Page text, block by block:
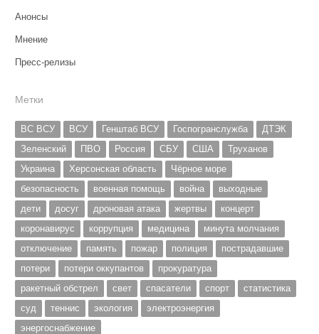
Анонсы
Мнение
Пресс-релизы
Метки
ВС ВСУ ВСУ Генштаб ВСУ Госпогранслужба
ДТЭК
Зеленский
ПВО Россия СБУ США
Труханов
Украина
Херсонская область
Чёрное море
безопасность
военная помощь война
выходные
дети
досуг дроновая атака жертвы
концерт
коронавирус
коррупция медицина
минута молчания
отключение
память пожар полиция
пострадавшие
потери
потери оккупантов
прокуратура
ракетный обстрел
свет спасатели спорт
статистика
суд
теннис экология
электроэнергия
энергоснабжение